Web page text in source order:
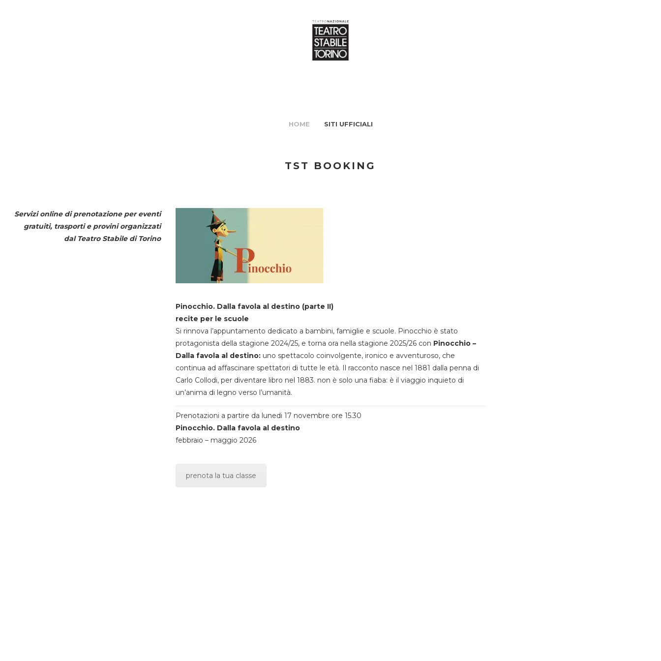
HOME SITI UFFICIALI
TST BOOKING
Servizi online di prenotazione per eventi
gratuiti, trasporti e provini organizzati
dal Teatro Stabile di Torino
Pinocchio. Dalla favola al destino (parte II)
recite per le scuole
Si rinnova l’appuntamento dedicato a bambini, famiglie e scuole. Pinocchio è stato
protagonista della stagione 2024/25, e torna ora nella stagione 2025/26 con Pinocchio –
Dalla favola al destino:uno spettacolo coinvolgente, ironico e avventuroso, che
continua ad affascinare spettatori di tutte le età. Il racconto nasce nel 1881 dalla penna di
Carlo Collodi, per diventare libro nel 1883. non è solo una fiaba: è il viaggio inquieto di
un’anima di legno verso l’umanità.
Prenotazioni a partire da lunedi 17 novembre ore 15.30
Pinocchio. Dalla favola al destino
febbraio – maggio 2026
prenota la tua classe